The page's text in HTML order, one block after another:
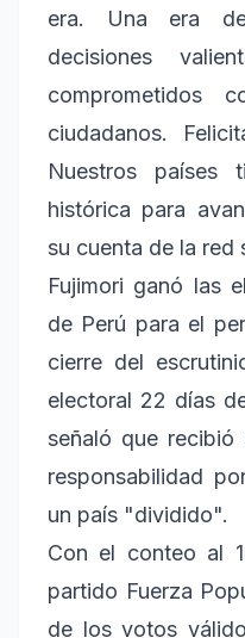
era. Una era
decisiones
ciudadanos.
Nuestros países
histórica para
su cuenta de la red
Fujimori ganó las
de Perú para el
cierre del
electoral 22 días
señaló que
responsabilidad
un país "dividido".
Con el conteo al
partido Fuerza
de los votos